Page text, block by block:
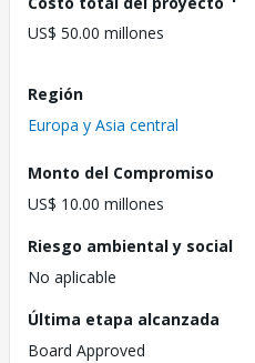
US$ 50.00 millones
Región
Europa y Asia central
Monto del Compromiso
US$ 10.00 millones
Riesgo ambiental y social
No aplicable
Última etapa alcanzada
Board Approved